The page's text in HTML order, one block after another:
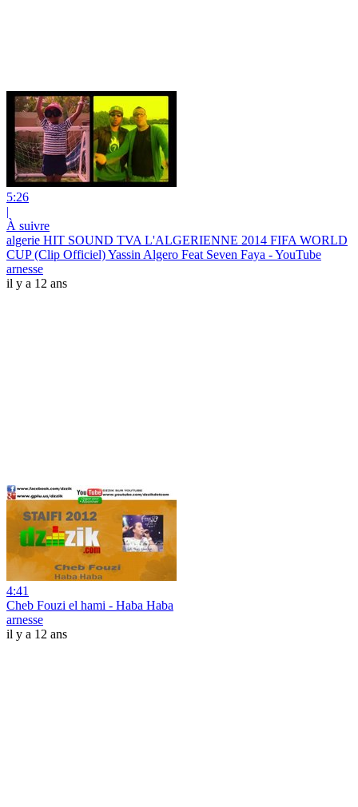
5:26
|
À suivre
algerie HIT SOUND TVA L'ALGERIENNE 2014 FIFA WORLD
CUP (Clip Officiel) Yassin Algero Feat Seven Faya - YouTube
arnesse
il y a 12 ans
4:41
Cheb Fouzi el hami - Haba Haba
arnesse
il y a 12 ans